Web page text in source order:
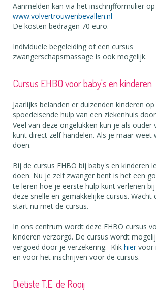
Aanmelden kan via het inschrijfformulier
www.volvertrouwenbevallen.nl
De kosten bedragen 70 euro.
Individuele begeleiding of een cursus
zwangerschapsmassage is ook mogelijk.
Cursus EHBO voor baby's en kinderen
Jaarlijks belanden er duizenden kinderen
spoedeisende hulp van een ziekenhuis
Veel van deze ongelukken kun je als
kunt direct zelf handelen. Als je maar
doen.
Bij de cursus EHBO bij baby's en kinderen
doen. Nu je zelf zwanger bent is het een
te leren hoe je eerste hulp kunt verlenen
deze snelle en gemakkelijke cursus. Wacht
start nu met de cursus.
In ons centrum wordt deze EHBO cursus
kinderen verzorgd. De cursus wordt
vergoed door je verzekering. Klik hiervoor
en voor het inschrijven voor de cursus.
Diëtiste T.E. de Rooij